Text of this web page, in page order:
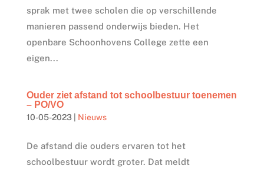
sprak met twee scholen die op verschillende
manieren passend onderwijs bieden. Het
openbare Schoonhovens College zette een
eigen...
Ouder ziet afstand tot schoolbestuur toenemen
– PO/VO
10-05-2023| Nieuws
De afstand die ouders ervaren tot het
schoolbestuur wordt groter. Dat meldt